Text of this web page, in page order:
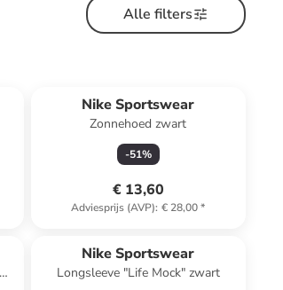
Alle filters
Nike Sportswear
Zonnehoed zwart
-51%
€ 13,60
Adviesprijs (AVP): € 28,00*
Nike Sportswear
Longsleeve "Life Mock" zwart